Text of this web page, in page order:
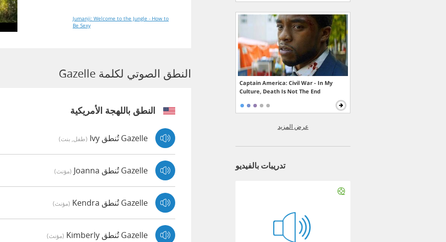
Jumanji: Welcome to the Jungle - How to
Be Sexy
النطق الصوتي لكلمة Gazelle
النطق باللهجة الأمريكية
Gazelle تُنطق Ivy (طفل, بنت)
Gazelle تُنطق Joanna (مؤنث)
Gazelle تُنطق Kendra (مؤنث)
Gazelle تُنطق Kimberly (مؤنث)
Captain America: Civil War - In My
Culture, Death Is Not The End
عرض المزيد
تدريبات بالفيديو